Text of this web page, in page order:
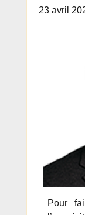
23 avril
Pour